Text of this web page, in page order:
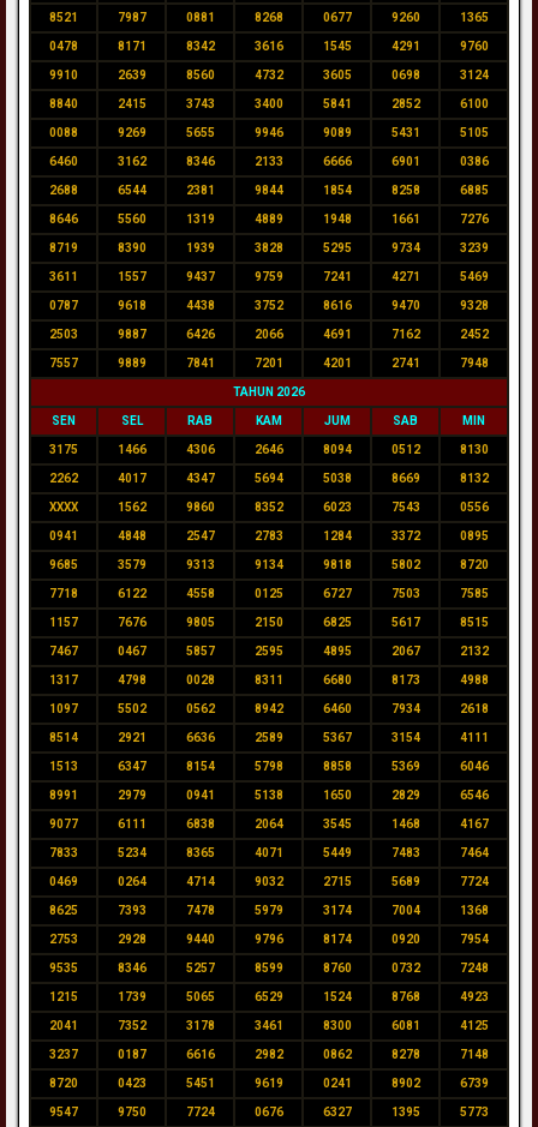
8521 7987 0881 8268 0677 9260 1365
0478 8171 8342 3616 1545 4291 9760
9910 2639 8560 4732 3605 0698 3124
8840 2415 3743 3400 5841 2852 6100
0088 9269 5655 9946 9089 5431 5105
6460 3162 8346 2133 6666 6901 0386
2688 6544 2381 9844 1854 8258 6885
8646 5560 1319 4889 1948 1661 7276
8719 8390 1939 3828 5295 9734 3239
3611 1557 9437 9759 7241 4271 5469
0787 9618 4438 3752 8616 9470 9328
2503 9887 6426 2066 4691 7162 2452
7557 9889 7841 7201 4201 2741 7948
TAHUN 2026
SEN SEL RAB KAM JUM SAB MIN
3175 1466 4306 2646 8094 0512 8130
2262 4017 4347 5694 5038 8669 8132
XXXX 1562 9860 8352 6023 7543 0556
0941 4848 2547 2783 1284 3372 0895
9685 3579 9313 9134 9818 5802 8720
7718 6122 4558 0125 6727 7503 7585
1157 7676 9805 2150 6825 5617 8515
7467 0467 5857 2595 4895 2067 2132
1317 4798 0028 8311 6680 8173 4988
1097 5502 0562 8942 6460 7934 2618
8514 2921 6636 2589 5367 3154 4111
1513 6347 8154 5798 8858 5369 6046
8991 2979 0941 5138 1650 2829 6546
9077 6111 6838 2064 3545 1468 4167
7833 5234 8365 4071 5449 7483 7464
0469 0264 4714 9032 2715 5689 7724
8625 7393 7478 5979 3174 7004 1368
2753 2928 9440 9796 8174 0920 7954
9535 8346 5257 8599 8760 0732 7248
1215 1739 5065 6529 1524 8768 4923
2041 7352 3178 3461 8300 6081 4125
3237 0187 6616 2982 0862 8278 7148
8720 0423 5451 9619 0241 8902 6739
9547 9750 7724 0676 6327 1395 5773